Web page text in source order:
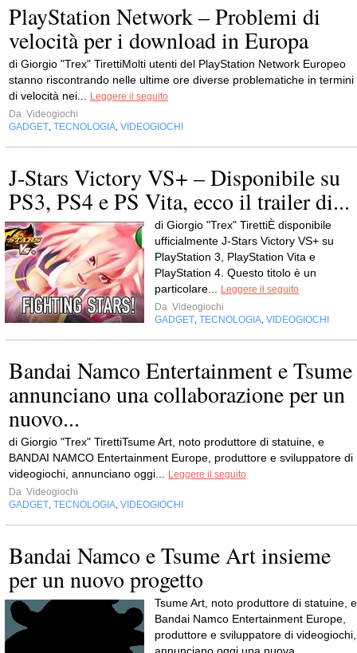
PlayStation Network – Problemi di
velocità per i download in Europa
di Giorgio "Trex" TirettiMolti utenti del PlayStation Network Europeo
stanno riscontrando nelle ultime ore diverse problematiche in termini
di velocità nei... Leggere il seguito
Da Videogiochi
GADGET, TECNOLOGIA, VIDEOGIOCHI
J-Stars Victory VS+ – Disponibile su
PS3, PS4 e PS Vita, ecco il trailer di...
di Giorgio "Trex" TirettiÈ disponibile
ufficialmente J-Stars Victory VS+ su
PlayStation 3, PlayStation Vita e
PlayStation 4. Questo titolo è un
particolare... Leggere il seguito
Da Videogiochi
GADGET, TECNOLOGIA, VIDEOGIOCHI
Bandai Namco Entertainment e Tsume
annunciano una collaborazione per un
nuovo...
di Giorgio "Trex" TirettiTsume Art, noto produttore di statuine, e
BANDAI NAMCO Entertainment Europe, produttore e sviluppatore di
videogiochi, annunciano oggi... Leggere il seguito
Da Videogiochi
GADGET, TECNOLOGIA, VIDEOGIOCHI
Bandai Namco e Tsume Art insieme
per un nuovo progetto
Tsume Art, noto produttore di statuine, e
Bandai Namco Entertainment Europe,
produttore e sviluppatore di videogiochi,